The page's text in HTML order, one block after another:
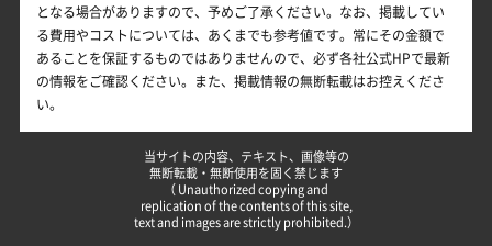
となる場合がありますので、予めご了承ください。なお、掲載してい
る費用やコストについては、あくまでも参考値です。常にその金額で
あることを保証するものではありませんので、必ず各社公式HPで最新
の情報をご確認ください。また、掲載情報の無断転載はお控えくださ
い。
当サイトの内容、テキスト、画像等の
無断転載・無断使用を固く禁じます
（ Unauthorized copying and
replication of the contents of this site,
text and images are strictly prohibited.）